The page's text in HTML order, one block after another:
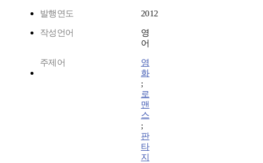
발행연도 2012
작성언어
영
어
주제어
영
화
;
로
맨
스
;
판
타
지